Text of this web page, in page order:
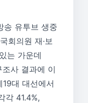
송 유투브 생중
회의원 재·보
는 가운데
사 결과에 이
대 대선에서
각 41.4%,